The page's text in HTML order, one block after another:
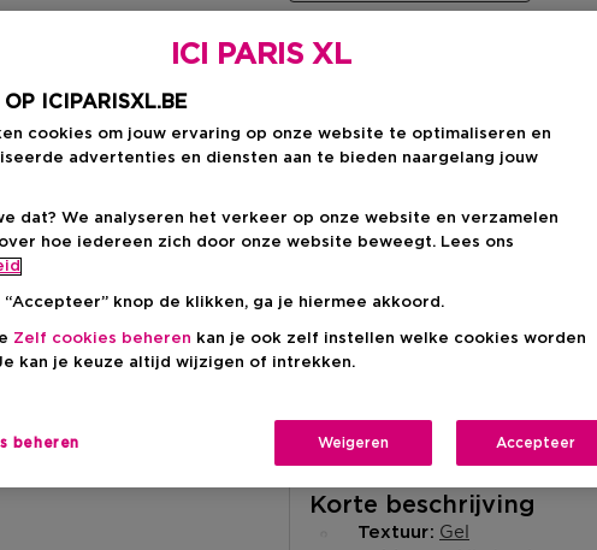
€ 38,00
IN
Op voorraad
Korte beschrijving
Textuur Gel
ICI PARIS XL
OP ICIPARISXL.BE
cookies om jouw ervaring op onze website te optimaliseren en
advertenties en diensten aan te bieden naargelang jouw
dat? We analyseren het verkeer op onze website en verzamelen
hoe iedereen zich door onze website beweegt. Lees ons
“Accepteer” knop de klikken, ga je hiermee akkoord.
Zelf cookies beheren kan je ook zelf instellen welke cookies worden
kan je keuze altijd wijzigen of intrekken.
beheren Weigeren Accepteer